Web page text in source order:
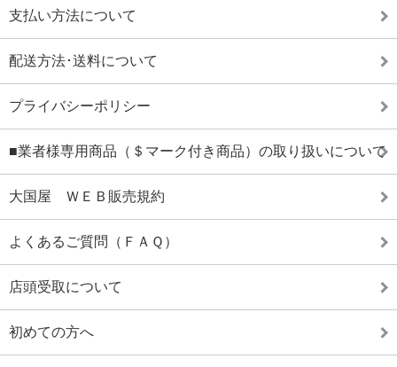
支払い方法について
配送方法･送料について
プライバシーポリシー
■業者様専用商品（＄マーク付き商品）の取り扱いについて
大国屋 ＷＥＢ販売規約
よくあるご質問（ＦＡＱ）
店頭受取について
初めての方へ